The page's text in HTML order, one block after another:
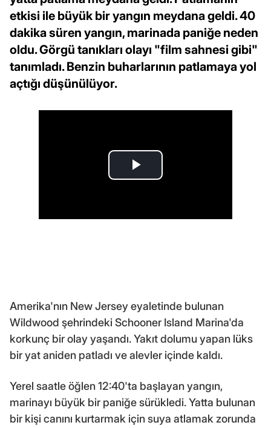
etkisi ile büyük bir yangın meydana geldi. 40
dakika süren yangın, marinada paniğe neden
oldu. Görgü tanıkları olayı "film sahnesi gibi"
tanımladı. Benzin buharlarının patlamaya yol
açtığı düşünülüyor.
Amerika'nın New Jersey eyaletinde bulunan
Wildwood şehrindeki Schooner Island Marina'da
korkunç bir olay yaşandı. Yakıt dolumu yapan lüks
bir yat aniden patladı ve alevler içinde kaldı.
Yerel saatle öğlen 12:40'ta başlayan yangın,
marinayı büyük bir paniğe sürükledi. Yatta bulunan
bir kişi canını kurtarmak için suya atlamak zorunda